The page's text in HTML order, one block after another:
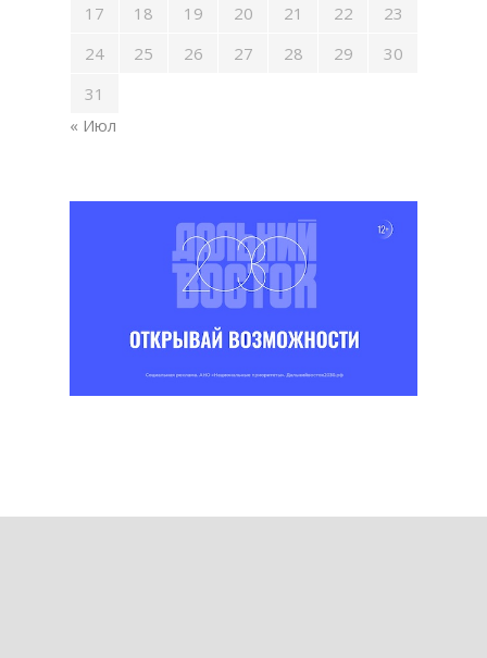
17
18 19 20 21 22
23
24
25 26 27 28 29
30
31
« Июл